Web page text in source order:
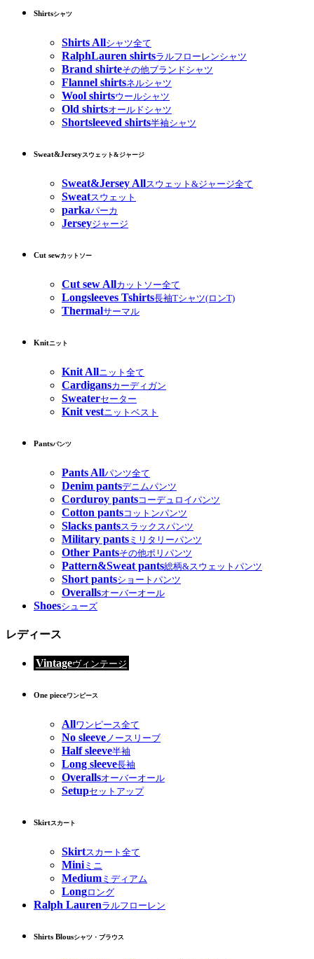
Shirtsシャツ
Shirts Allシャツ全て
RalphLauren shirtsラルフローレンシャツ
Brand shirteその他ブランドシャツ
Flannel shirtsネルシャツ
Wool shirtsウールシャツ
Old shirtsオールドシャツ
Shortsleeved shirts半袖シャツ
Sweat&Jerseyスウェット&ジャージ
Sweat&Jersey Allスウェット&ジャージ全て
Sweatスウェット
parkaパーカ
Jerseyジャージ
Cut sewカットソー
Cut sew Allカットソー全て
Longsleeves Tshirts長袖Tシャツ(ロンT)
Thermalサーマル
Knitニット
Knit Allニット全て
Cardigansカーディガン
Sweaterセーター
Knit vestニットベスト
Pantsパンツ
Pants Allパンツ全て
Denim pantsデニムパンツ
Corduroy pantsコーデュロイパンツ
Cotton pantsコットンパンツ
Slacks pantsスラックスパンツ
Military pants ミリタリーパンツ
Other Pantsその他ポリパンツ
Pattern&Sweat pants総柄&スウェットパンツ
Short pantsショートパンツ
Overallsオーバーオール
Shoesシューズ
レディース
Vintageヴィンテージ
One pieceワンピース
Allワンピース全て
No sleeveノースリーブ
Half sleeve半袖
Long sleeve長袖
Overallsオーバーオール
Setupセットアップ
Skirtスカート
Skirtスカート全て
Miniミニ
Medium ミディアム
Longロング
Ralph Laurenラルフローレン
Shirts Blousシャツ・ブラウス